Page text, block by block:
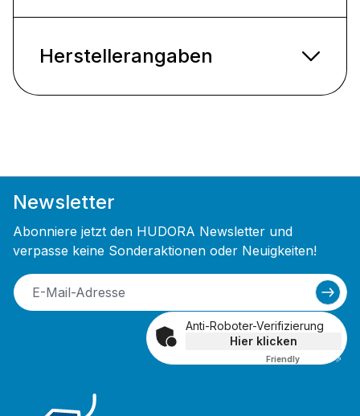
Herstellerangaben
Newsletter
Abonniere jetzt den HUDORA Newsletter und
verpasse keine Sonderaktionen oder Neuigkeiten!
Anti-Roboter-Verifizierung
Hier klicken
Friendly Captcha ⇗